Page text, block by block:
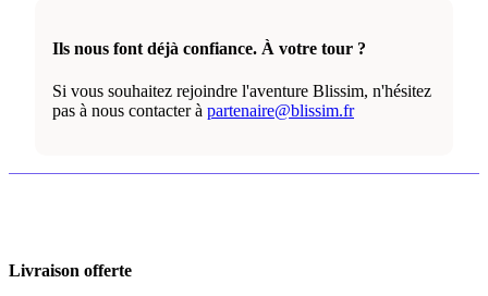
Ils nous font déjà confiance. À votre tour ?
Si vous souhaitez rejoindre l'aventure Blissim, n'hésitez
pas à nous contacter à partenaire@blissim.fr
Livraison offerte